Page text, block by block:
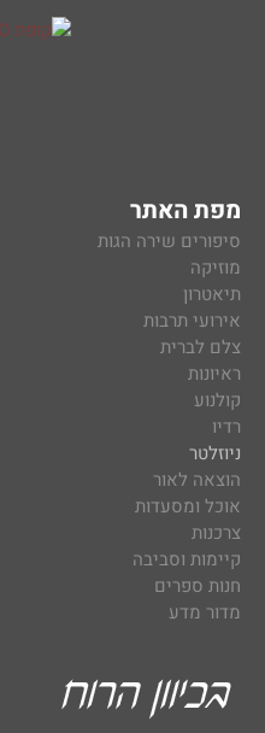
מפת האתר
סיפורים שירה הגות
מוזיקה
תיאטרון
אירועי תרבות
צלם לברית
ראיונות
קולנוע
רדיו
ניוזלטר
הוצאה לאור
אוכל ומסעדות
צרכנות
קיימות וסביבה
חנות ספרים
מדור מדע